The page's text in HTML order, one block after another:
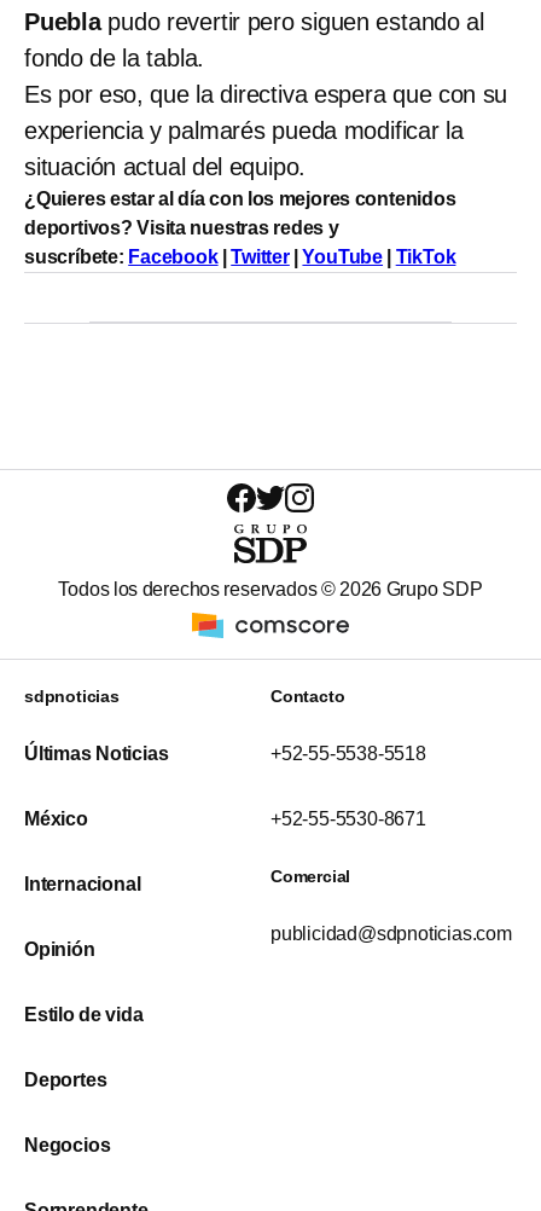
Puebla pudo revertir pero siguen estando al
fondo de la tabla.
Es por eso, que la directiva espera que con su
experiencia y palmarés pueda modificar la
situación actual del equipo.
¿Quieres estar al día con los mejores contenidos
deportivos? Visita nuestras redes y
suscríbete: Facebook|Twitter|YouTube TikTok
Todos los derechos reservados © 2026 Grupo SDP
sdpnoticias
Últimas Noticias
México
Internacional
Opinión
Estilo de vida
Deportes
Negocios
Contacto
+52-55-5538-5518
+52-55-5530-8671
Comercial
publicidad@sdpnoticias.com